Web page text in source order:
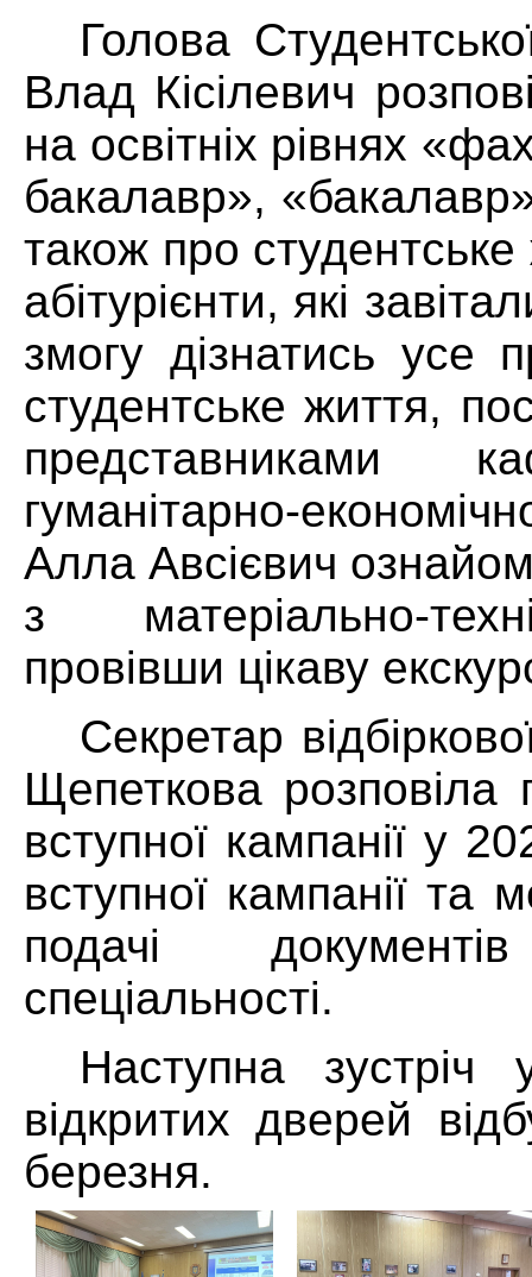
Голова
Влад Кісілевич
на освітніх рівнях
бакалавр»,
також про
абітурієнти, які
змогу дізнатись усе
студентське життя,
представниками
гуманітарно-
Алла Авсієвич
з матеріально-
провівши цікаву
Секретар
Щепеткова розповіла
вступної кампанії у
вступної кампанії та
подачі
спеціальності.
Наступна
відкритих дверей
березня.